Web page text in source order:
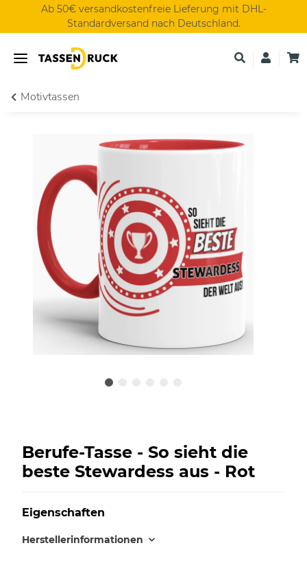
Ab 50€ versandkostenfreie Lieferung mit DHL-
Standardversand nach Deutschland.
Motivtassen
Berufe-Tasse - So sieht die
beste Stewardess aus - Rot
Eigenschaften
Herstellerinformationen